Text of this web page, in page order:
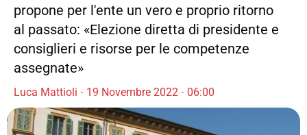
propone per l'ente un vero e proprio ritorno
al passato: «Elezione diretta di presidente e
consiglieri e risorse per le competenze
assegnate»
Luca Mattioli 19 Novembre 2022 06:00